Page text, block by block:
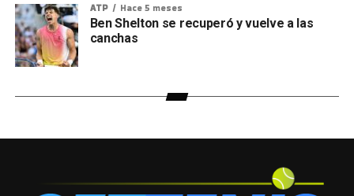
ATP Hace 5 meses
Ben Shelton se recuperó y vuelve a las
canchas